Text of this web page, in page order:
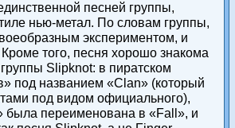
песней группы,
нью-метал. По словам группы,
экспериментом, и
того, песня хорошо знакома
Slipknot: в пиратском
под названием «Clan» (который
под видом официального),
была переименована в «Fall», и